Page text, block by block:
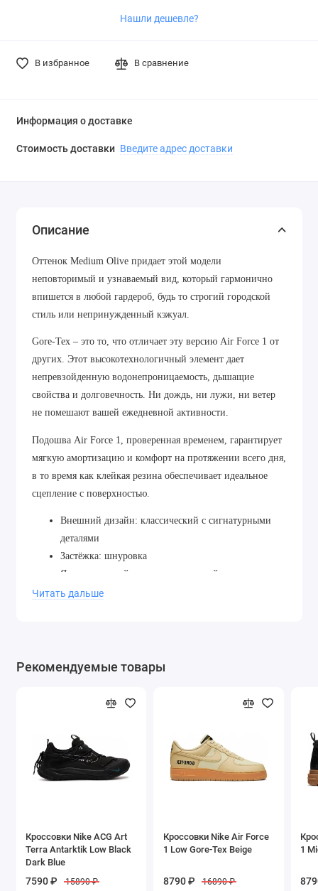
Нашли дешевле?
В избранное В сравнение
Информация о доставке
Стоимость доставки Введите адрес доставки
Описание
Оттенок Medium Olive придает этой модели
неповторимый и узнаваемый вид, который гармонично
впишется в любой гардероб, будь то строгий городской
стиль или непринужденный кэжуал.
Gore-Tex – это то, что отличает эту версию Air Force 1 от
других. Этот высокотехнологичный элемент дает
непревзойденную водонепроницаемость, дышащие
свойства и долговечность. Ни дождь, ни лужи, ни ветер
не помешают вашей ежедневной активности.
Подошва Air Force 1, проверенная временем, гарантирует
мягкую амортизацию и комфорт на протяжении всего дня,
в то время как клейкая резина обеспечивает идеальное
сцепление с поверхностью.
Внешний дизайн: классический с сигнатурными
деталями
Застёжка: шнуровка
Язычок: мягкий и поддерживающий, с логотипом
Gore-Tex
износа
Размеры: мужские и женские
Читать дальше
Рекомендуемые товары
Кроссовки Nike ACG Art
Terra Antarktik Low Black
Dark Blue
7590 ₽ 15890 ₽
Кроссовки Nike Air Force
1 Low Gore-Tex Beige
8790 ₽ 16890 ₽
1